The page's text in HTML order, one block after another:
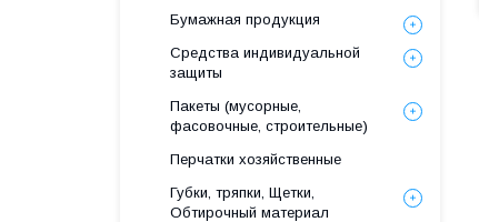
Бумажная продукция
Средства индивидуальной
защиты
Пакеты (мусорные,
фасовочные, строительные)
Перчатки хозяйственные
Губки, тряпки, Щетки,
Обтирочный материал